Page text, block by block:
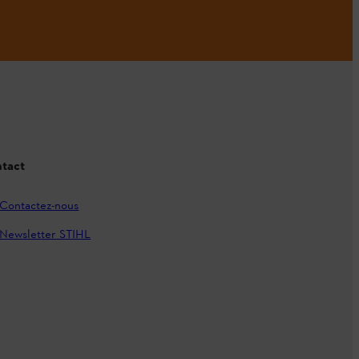
Contactez-nous
Newsletter STIHL